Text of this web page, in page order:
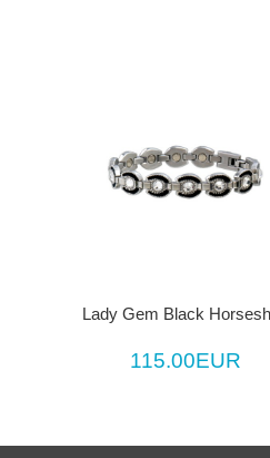
Lady Gem Black
115.00EUR